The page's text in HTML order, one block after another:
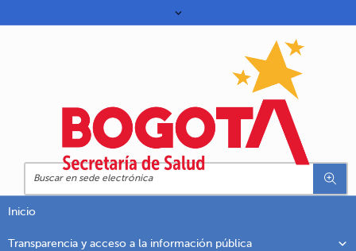
Inicio
Transparencia y acceso a la información pública